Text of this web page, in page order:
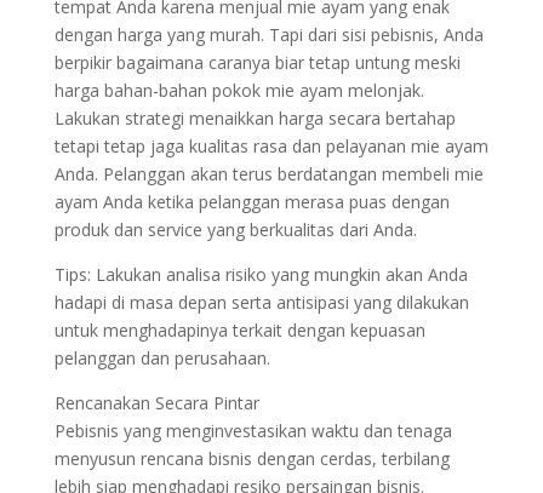
tempat Anda karena menjual mie ayam yang enak
dengan harga yang murah. Tapi dari sisi pebisnis, Anda
berpikir bagaimana caranya biar tetap untung meski
harga bahan-bahan pokok mie ayam melonjak.
Lakukan strategi menaikkan harga secara bertahap
tetapi tetap jaga kualitas rasa dan pelayanan mie ayam
Anda. Pelanggan akan terus berdatangan membeli mie
ayam Anda ketika pelanggan merasa puas dengan
produk dan service yang berkualitas dari Anda.
Tips: Lakukan analisa risiko yang mungkin akan Anda
hadapi di masa depan serta antisipasi yang dilakukan
untuk menghadapinya terkait dengan kepuasan
pelanggan dan perusahaan.
Rencanakan Secara Pintar
Pebisnis yang menginvestasikan waktu dan tenaga
menyusun rencana bisnis dengan cerdas, terbilang
lebih siap menghadapi resiko persaingan bisnis.